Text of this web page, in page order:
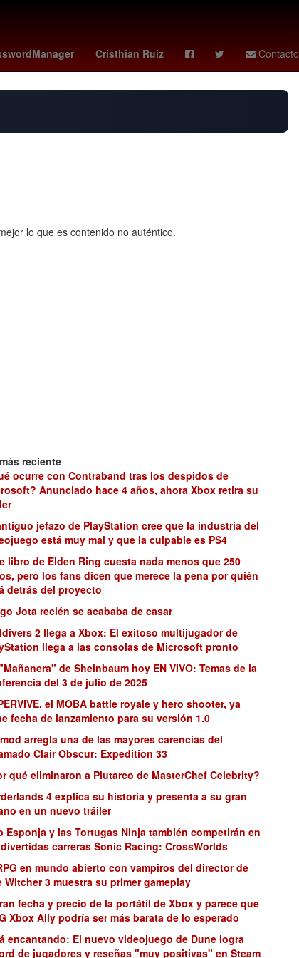
Cristhian Ruiz Contacto
skarsgard Arturo Ávila morena jean smart
lo que es contenido no auténtico.
reciente
ocurre con Contraband tras los despidos de
Anunciado hace 4 años, ahora Xbox retira su
jefazo de PlayStation cree que la industria del
está muy mal y que la culpable es PS4
libro de Elden Ring cuesta nada menos que 250
pero los fans dicen que merece la pena por quién
detrás del proyecto
Jota recién se acababa de casar
2 llega a Xbox: El exitoso multijugador de
llega a las consolas de Microsoft pronto
de Sheinbaum hoy EN VIVO: Temas de la
del 3 de julio de 2025
el MOBA battle royale y hero shooter, ya
fecha de lanzamiento para su versión 1.0
arregla una de las mayores carencias del
Clair Obscur: Expedition 33
qué eliminaron a Plutarco de MasterChef Celebrity?
4 explica su historia y presenta a su gran
en un nuevo tráiler
Esponja y las Tortugas Ninja también competirán en
carreras Sonic Racing: CrossWorlds
en mundo abierto con vampiros del director de
Witcher 3 muestra su primer gameplay
fecha y precio de la portátil de Xbox y parece que
Xbox Ally podría ser más barata de lo esperado
encantando: El nuevo videojuego de Dune logra
de jugadores y reseñas "muy positivas" en Steam